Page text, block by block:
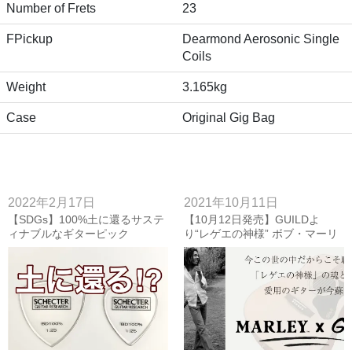
Number of Frets 23
FPickup
Dearmond Aerosonic Single
Coils
Weight 3.165kg
Case Original Gig Bag
2022年2月17日
【SDGs】100%土に還るサステ
ィナブルなギターピック
2021年10月11日
【10月12日発売】GUILDよ
り“レゲエの神様” ボブ・マーリ
ーが愛用していたマデイラの復
刻モデルA-20 Bob Marleyが発売